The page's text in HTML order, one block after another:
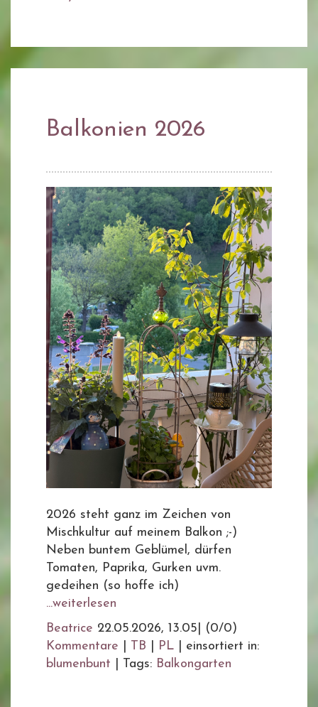
Balkonien 2026
2026 steht ganz im Zeichen von
Mischkultur auf meinem Balkon ;-)
Neben buntem Geblümel, dürfen
Tomaten, Paprika, Gurken uvm.
gedeihen (so hoffe ich)
...weiterlesen
Beatrice 22.05.2026, 13.05
(0/0)
Kommentare
TB PL
einsortiert in:
blumenbunt
Tags: Balkongarten